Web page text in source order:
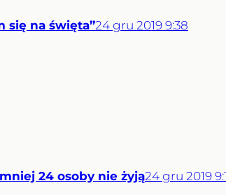
się na święta”24 gru 2019 9:38
24 osoby nie żyją24 gru 2019